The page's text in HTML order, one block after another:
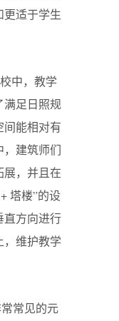
更适于学生
中，教学
满足日照规
间能相对有
，建筑师们
展，并且在
塔楼”的设
直方向进行
，维护教学
常见的元